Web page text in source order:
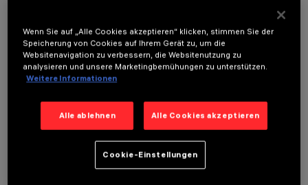
TECHNISCHE DATEN
LETZTES UPDATE: 03.08.2026
Wenn Sie auf „Alle Cookies akzeptieren“ klicken, stimmen Sie der
Speicherung von Cookies auf Ihrem Gerät zu, um die
Websitenavigation zu verbessern, die Websitenutzung zu
analysieren und unsere Marketingbemühungen zu unterstützen.
Weitere Informationen
Alle ablehnen Alle Cookies akzeptieren
Cookie-Einstellungen